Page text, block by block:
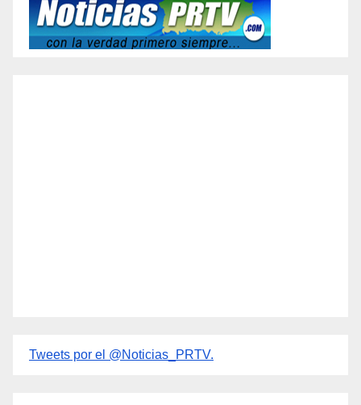
Tweets por el @Noticias_PRTV.